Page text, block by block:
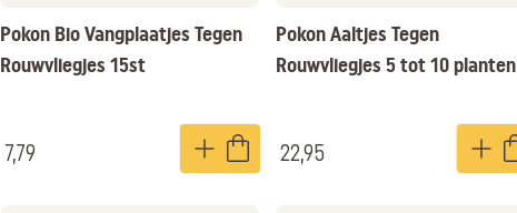
Pokon Bio Vangplaatjes Tegen
Rouwvliegjes 15st
7,79
Pokon Aaltjes Tegen
Rouwvliegjes 5 tot 10 planten
22,95